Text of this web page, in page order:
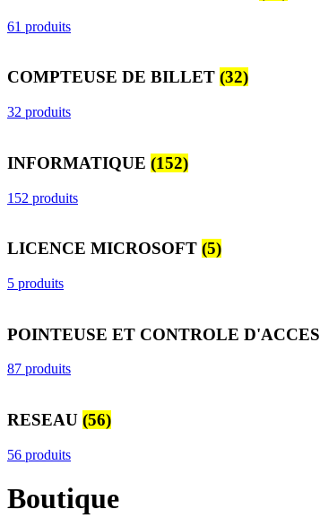
61 produits
COMPTEUSE DE BILLET (32)
32 produits
INFORMATIQUE (152)
152 produits
LICENCE MICROSOFT (5)
5 produits
POINTEUSE ET CONTROLE D'ACCES
87 produits
RESEAU (56)
56 produits
Boutique